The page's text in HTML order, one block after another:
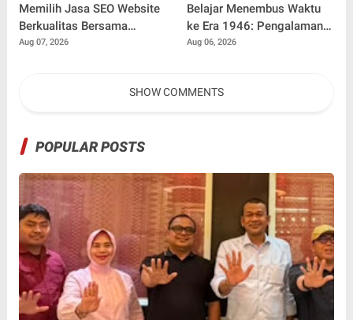
Memilih Jasa SEO Website
Berkualitas Bersama
SEOBITT untuk
Aug 07, 2026
Belajar Menembus Waktu
ke Era 1946: Pengalaman
Magang Radityo Kusuma
Sebelum Merah'
Aug 06, 2026
SHOW COMMENTS
POPULAR POSTS